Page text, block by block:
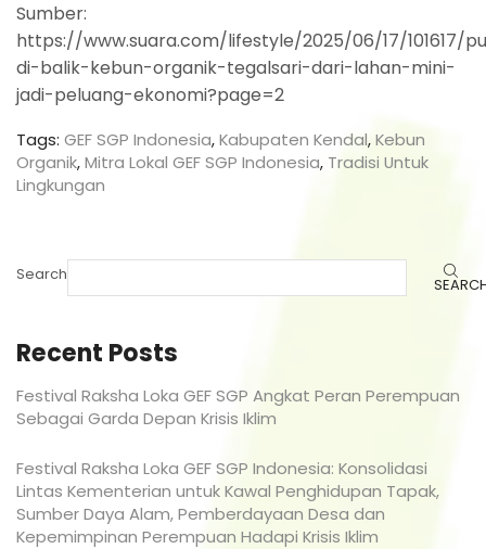
Sumber:
https://www.suara.com/lifestyle/2025/06/17/101617/
di-balik-kebun-organik-tegalsari-dari-lahan-mini-
jadi-peluang-ekonomi?page=2
Tags: GEF SGP Indonesia,Kabupaten Kendal,Kebun
Organik,Mitra Lokal GEF SGP Indonesia, Tradisi Untuk
Lingkungan
Search
Recent Posts
Festival Raksha Loka GEF SGP Angkat Peran Perempuan
Sebagai Garda Depan Krisis Iklim
Festival Raksha Loka GEF SGP Indonesia: Konsolidasi
Lintas Kementerian untuk Kawal Penghidupan Tapak,
Sumber Daya Alam, Pemberdayaan Desa dan
Kepemimpinan Perempuan Hadapi Krisis Iklim